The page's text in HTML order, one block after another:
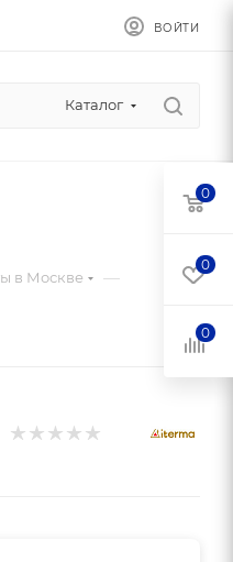
ВОЙТИ
Каталог
в Москве —
0
0
0